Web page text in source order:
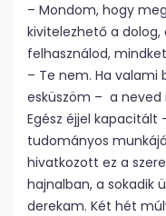
– Mondom, hogy
kivitelezhető a
felhasználod,
– Te nem. Ha valami
esküszöm – a neved
Egész éjjel
tudományos
hivatkozott ez a
hajnalban, a sokadik
derekam. Két hét